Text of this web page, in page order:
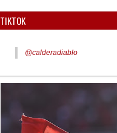
TIKTOK
@calderadiablo